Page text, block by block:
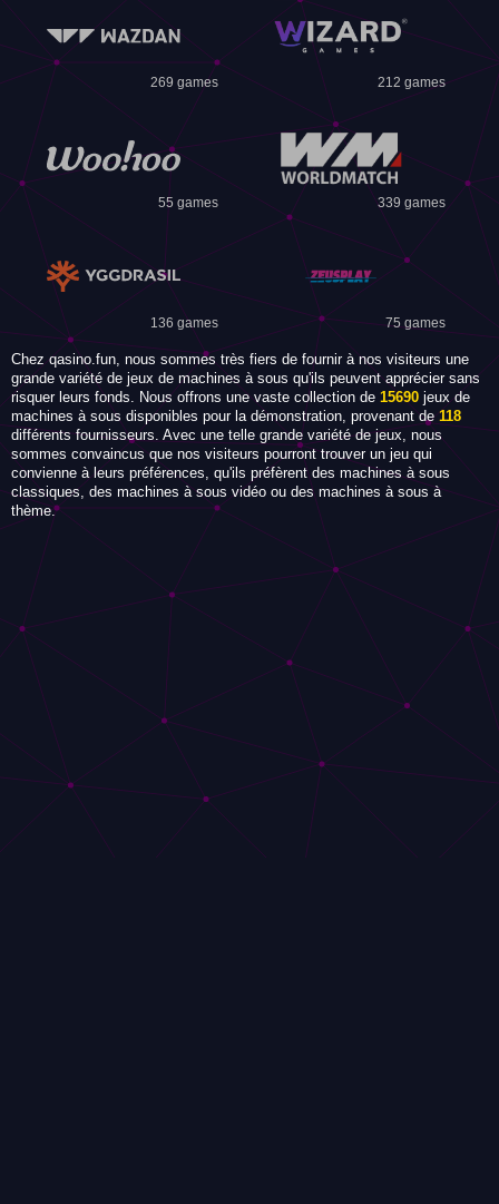
269 games 212 games
55 games 339 games
136 games 75 games
Chez qasino.fun, nous sommes très fiers de fournir à nos visiteurs une
grande variété de jeux de machines à sous qu'ils peuvent apprécier sans
risquer leurs fonds. Nous offrons une vaste collection de 15690 jeux de
machines à sous disponibles pour la démonstration, provenant de 118
différents fournisseurs. Avec une telle grande variété de jeux, nous
sommes convaincus que nos visiteurs pourront trouver un jeu qui
convienne à leurs préférences, qu'ils préfèrent des machines à sous
classiques, des machines à sous vidéo ou des machines à sous à
thème.